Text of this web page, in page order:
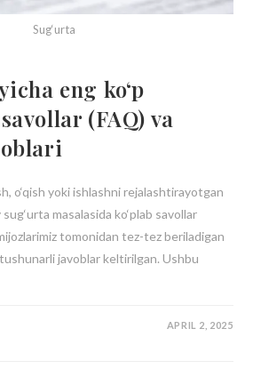
Sug‘urta
eng ko‘p
(FAQ) va
o‘qish yoki ishlashni rejalashtirayotgan
masalasida ko‘plab savollar
tomonidan tez-tez beriladigan
javoblar keltirilgan. Ushbu
APRIL 2, 2025